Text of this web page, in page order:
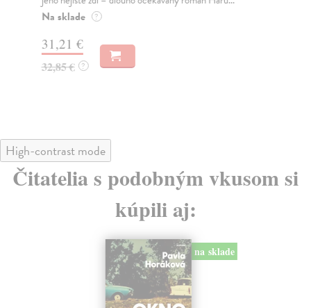
Na sklade ?
31,21 €
32,85 € ?
High-contrast mode
Čitatelia s podobným vkusom si
kúpili aj:
na sklade